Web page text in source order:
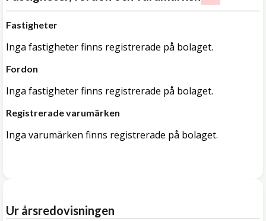
Fastigheter
Inga fastigheter finns registrerade på bolaget.
Fordon
Inga fastigheter finns registrerade på bolaget.
Registrerade varumärken
Inga varumärken finns registrerade på bolaget.
Ur årsredovisningen